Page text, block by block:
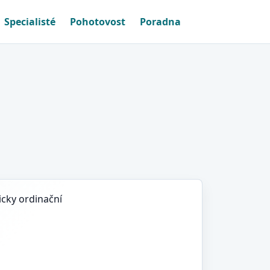
Specialisté Pohotovost Poradna
ordinační